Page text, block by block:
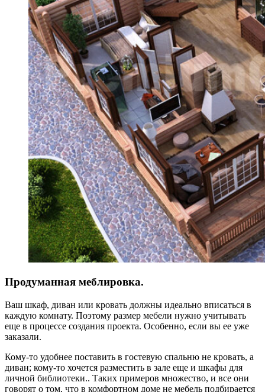
Продуманная меблировка.
Ваш шкаф, диван или кровать должны идеально вписаться в
каждую комнату. Поэтому размер мебели нужно учитывать
еще в процессе создания проекта. Особенно, если вы ее уже
заказали.
Кому-то удобнее поставить в гостевую спальню не кровать, а
диван; кому-то хочется разместить в зале еще и шкафы для
личной библиотеки.. Таких примеров множество, и все они
говорят о том, что в комфортном доме не мебель подбирается